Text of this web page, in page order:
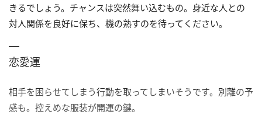
きるでしょう。チャンスは突然舞い込むもの。身近な人との
対人関係を良好に保ち、機の熟すのを待ってください。
恋愛運
相手を困らせてしまう行動を取ってしまいそうです。別離の予
感も。控えめな服装が開運の鍵。